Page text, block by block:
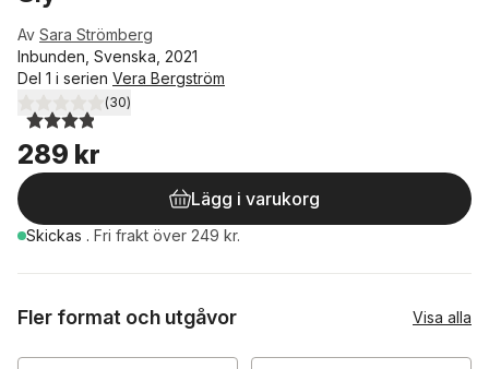
Av Sara Strömberg
Inbunden, Svenska, 2021
Del 1 i serien Vera Bergström
3,9utav 5 stjärnor. Totalt antal röster:
(30)
289 kr
Lägg i varukorg
Skickas . Fri frakt över 249 kr.
Fler format och utgåvor Visa alla